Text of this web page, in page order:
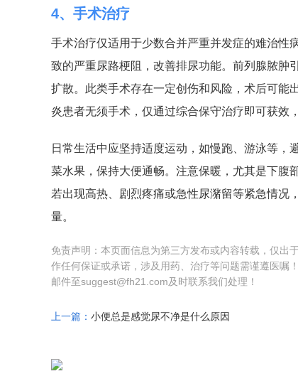
4、手术治疗
手术治疗仅适用于少数合并严重并发症的难治性
致的严重尿路梗阻，改善排尿功能。前列腺脓肿
扩散。此类手术存在一定创伤和风险，术后可能
炎患者无须手术，仅通过综合保守治疗即可获效
日常生活中应坚持适度运动，如慢跑、游泳等
菜水果，保持大便通畅。注意保暖，尤其是下腹
若出现高热、剧烈疼痛或急性尿潴留等紧急情况
量。
免责声明：本页面信息为第三方发布或内容转载，仅出
作任何保证或承诺，涉及用药、治疗等问题需谨遵医嘱
邮件至suggest@fh21.com及时联系我们处理！
上一篇： 小便总是感觉尿不净是什么原因